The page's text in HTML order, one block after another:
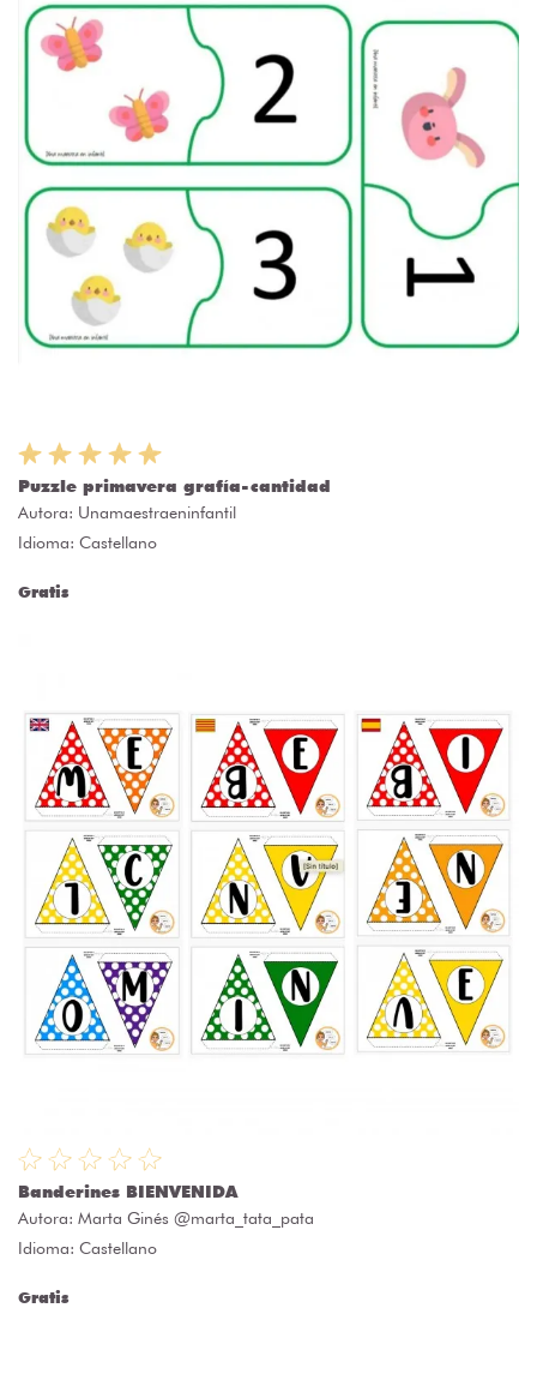
Puzzle primavera grafía-cantidad
Autora: Unamaestraeninfantil
Idioma: Castellano
Gratis
Banderines BIENVENIDA
Autora: Marta Ginés @marta_tata_pata
Idioma: Castellano
Gratis